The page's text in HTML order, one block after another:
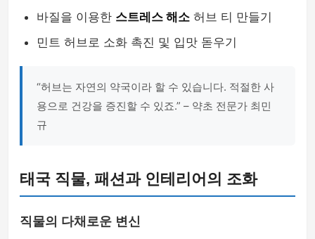
바질을 이용한 스트레스 해소 허브 티 만들기
민트 허브로 소화 촉진 및 입맛 돋우기
“허브는 자연의 약국이라 할 수 있습니다. 적절한 사
용으로 건강을 증진할 수 있죠.” – 약초 전문가 최민
규
태국 직물, 패션과 인테리어의 조화
직물의 다채로운 변신